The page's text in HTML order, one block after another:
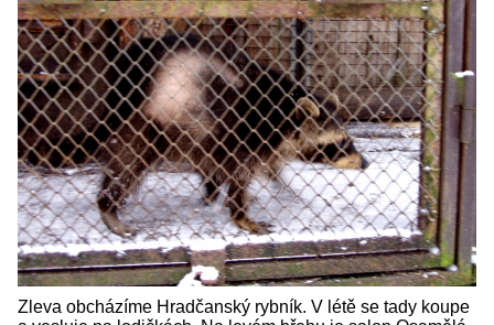
Zleva obcházíme Hradčanský rybník. V létě se tady koupe